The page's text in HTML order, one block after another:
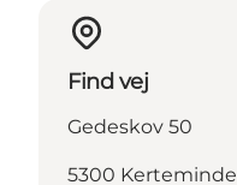
Find vej
Gedeskov 50
5300 Kerteminde